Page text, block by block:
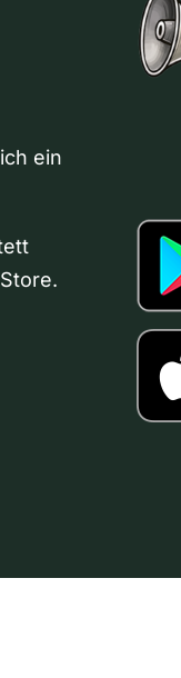
ein